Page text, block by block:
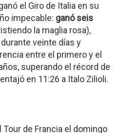
el Giro de Italia en su
impecable: ganó seis
la maglia rosa),
veinte días y
entre el primero y el
superando el récord de
en 11:26 a Italo Zilioli.
de Francia el domingo